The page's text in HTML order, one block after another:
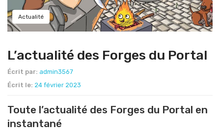
Actualité
L’actualité des Forges du Portal
Écrit par: admin3567
Écrit le: 24 février 2023
Toute l’actualité des Forges du Portal en
instantané